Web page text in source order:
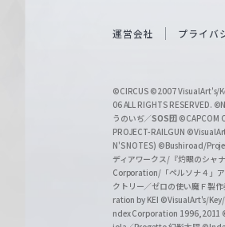
i
c
h
w
a
r
z
運営会社 プライバ
©CIRCUS ©2007 VisualArt's/
06 ALL RIGHTS RESERVED.
うのいぢ／SOS団 ©CAPCOM
PROJECT-RAILGUN
N'S NOTES) ©Bushiroad/
ディアワークス/『灼眼のシャ
Corporation/「ペルソナ４」
クトリー／ゼロの使い魔Ｆ製
ration by KEI ©VisualArt's/
ndex Corporation 1996,2011